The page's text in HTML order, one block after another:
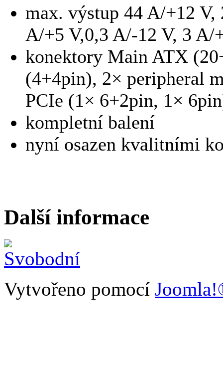
max. výstup 44 A/+12 V,
A/+5 V,0,3 A/-12 V, 3 A/
konektory Main ATX
(4+4pin), 2× peripheral
PCIe (1× 6+2pin, 1×
kompletní balení
nyní osazen kvalitními
Další informace
Vytvořeno pomocí